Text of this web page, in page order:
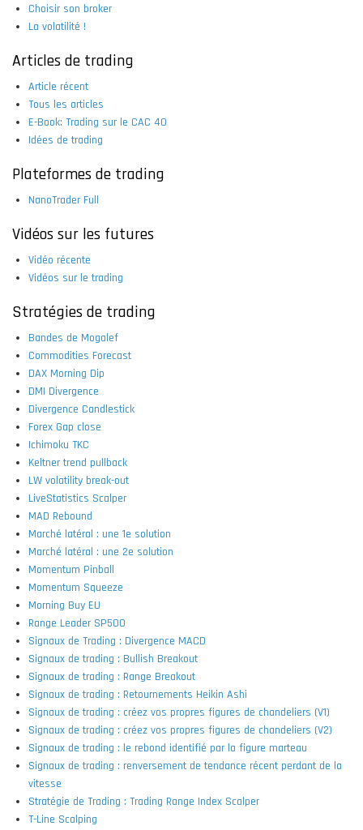
Choisir son broker
La volatilité !
Articles de trading
Article récent
Tous les articles
E-Book: Trading sur le CAC 40
Idées de trading
Plateformes de trading
NanoTrader Full
Vidéos sur les futures
Vidéo récente
Vidéos sur le trading
Stratégies de trading
Bandes de Mogalef
Commodities Forecast
DAX Morning Dip
DMI Divergence
Divergence Candlestick
Forex Gap close
Ichimoku TKC
Keltner trend pullback
LW volatility break-out
LiveStatistics Scalper
MAD Rebound
Marché latéral : une 1e solution
Marché latéral : une 2e solution
Momentum Pinball
Momentum Squeeze
Morning Buy EU
Range Leader SP500
Signaux de Trading : Divergence MACD
Signaux de trading : Bullish Breakout
Signaux de trading : Range Breakout
Signaux de trading : Retournements Heikin Ashi
Signaux de trading : créez vos propres figures de chandeliers (V1)
Signaux de trading : créez vos propres figures de chandeliers (V2)
Signaux de trading : le rebond identifié par la figure marteau
Signaux de trading : renversement de tendance récent perdant de la
vitesse
Stratégie de Trading : Trading Range Index Scalper
T-Line Scalping